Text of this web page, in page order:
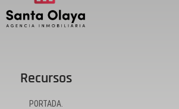
Recursos
PORTADA.